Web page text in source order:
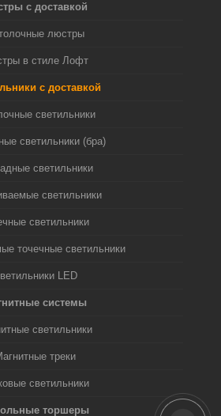
с доставкой
люстры
в стиле Лофт
с доставкой
светильники
светильники (бра)
светильники
светильники
светильники
точечные светильники
LED
системы
светильники
треки
светильники
торшеры